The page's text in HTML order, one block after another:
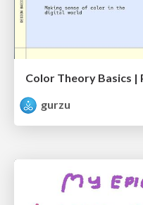
Color Theory Basics |
gurzu